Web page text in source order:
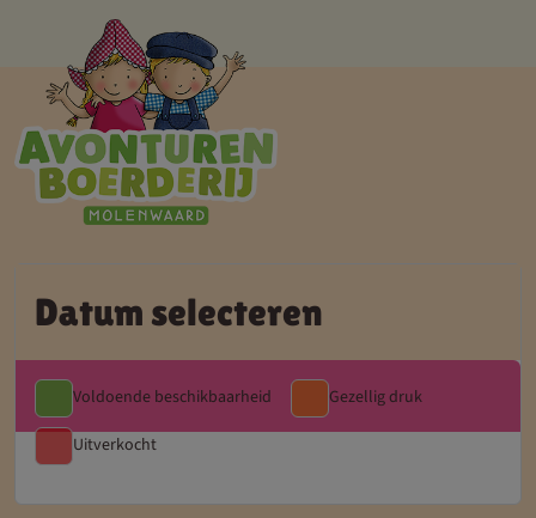
Datum selecteren
Voldoende beschikbaarheid
Gezellig druk
Uitverkocht